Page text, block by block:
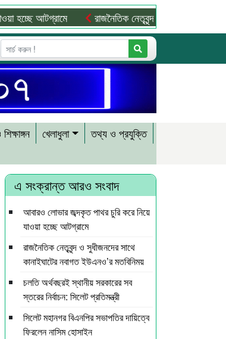
আটগ্রামে রাজনৈতিক নেতৃবৃন্দ ও সুধীজনদের সাথে
খেলাধুলা
তথ্য ও প্রযুক্তি
এ সংক্রান্ত আরও সংবাদ
আবারও লোভার জব্দকৃত পাথর চুরি করে নিয়ে
যাওয়া হচ্ছে আটগ্রামে
রাজনৈতিক নেতৃবৃন্দ ও সুধীজনদের সাথে
কানাইঘাটের নবাগত ইউএনও’র মতবিনিময়
চলতি অর্থবছরই স্থানীয় সরকারের সব
স্তরের নির্বাচন: সিলেট প্রতিমন্ত্রী
সিলেট মহানগর বিএনপির সভাপতির দায়িত্বে
ফিরলেন নাসিম হোসাইন